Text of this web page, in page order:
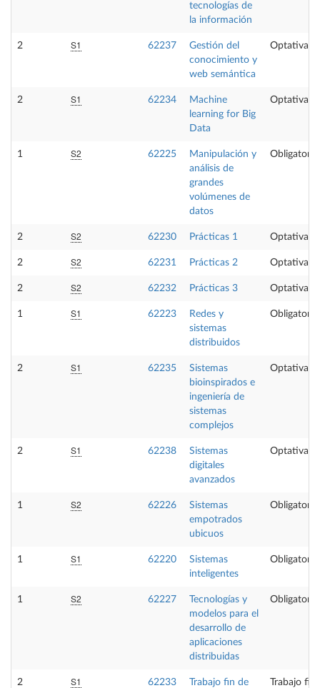
tecnologías de
la información
2 S1 62237
Gestión del
conocimiento y
web semántica
Optativa
2 S1 62234
Machine
learning for Big
Data
Optativa
1 S2 62225
Manipulación y
análisis de
grandes
volúmenes de
datos
Obligatoria
2 S2 62230 Prácticas 1 Optativa
2 S2 62231 Prácticas 2 Optativa
2 S2 62232 Prácticas 3 Optativa
1 S1 62223
Redes y
sistemas
distribuidos
Obligatoria
2 S1 62235
Sistemas
bioinspirados e
ingeniería de
sistemas
complejos
Optativa
2 S1 62238
Sistemas
digitales
avanzados
Optativa
1 S2 62226
Sistemas
empotrados
ubicuos
Obligatoria
1 S1 62220
Sistemas
inteligentes
Obligatoria
1 S2 62227
Tecnologías y
modelos para el
desarrollo de
aplicaciones
distribuidas
Obligatoria
2 S1 62233
Trabajo fin de
Trabajo